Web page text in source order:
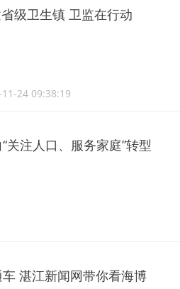
级卫生镇 卫监在行动
24 09:38:19
关注人口、服务家庭”转型
车 湛江新闻网带你看海博